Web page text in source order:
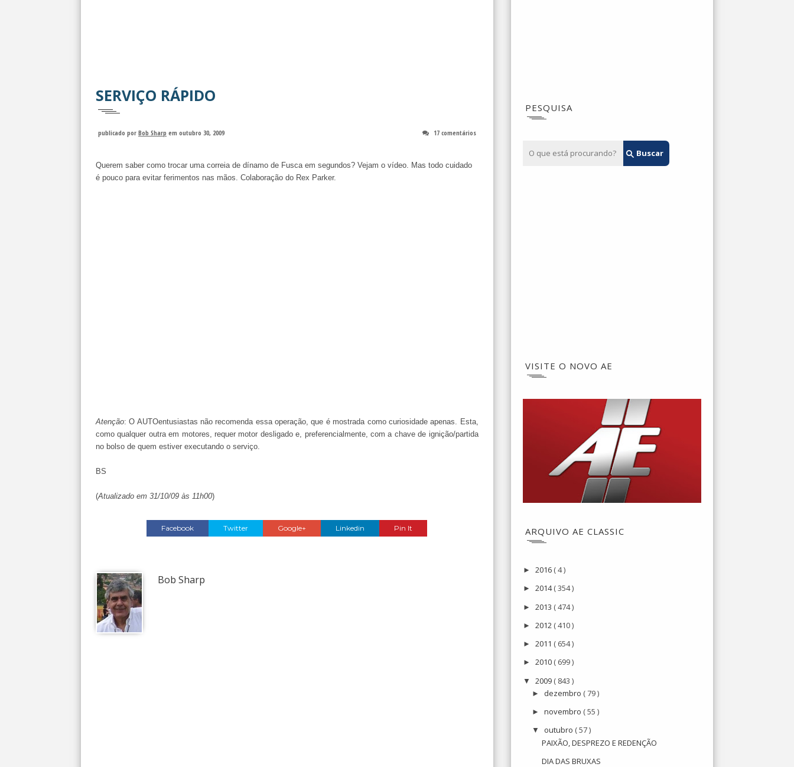
SERVIÇO RÁPIDO
publicado por Bob Sharp em outubro 30, 2009 17 comentários
Querem saber como trocar uma correia de dínamo de Fusca em segundos? Vejam o vídeo. Mas todo cuidado
é pouco para evitar ferimentos nas mãos. Colaboração do Rex Parker.
Atenção: O AUTOentusiastas não recomenda essa operação, que é mostrada como curiosidade apenas. Esta,
como qualquer outra em motores, requer motor desligado e, preferencialmente, com a chave de ignição/partida
no bolso de quem estiver executando o serviço.
BS
(Atualizado em 31/10/09 às 11h00)
Facebook Twitter Google+ Linkedin Pin It
Bob Sharp
PESQUISA
VISITE O NOVO AE
ARQUIVO AE CLASSIC
► 2016 ( 4 )
► 2014( 354 )
► 2013 ( 474 )
► 2012 ( 410 )
► 2011 ( 654 )
► 2010 ( 699 )
▼ 2009 ( 843 )
► dezembro ( 79 )
►novembro ( 55 )
▼ outubro ( 57 )
PAIXÃO, DESPREZO E REDENÇÃO
DIA DAS BRUXAS